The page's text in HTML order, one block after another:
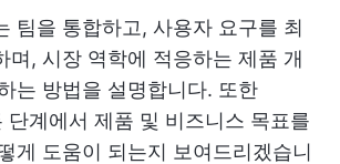
팀을 통합하고, 사용자 요구를 최
며, 시장 역학에 적응하는 제품 개
는 방법을 설명합니다. 또한
단계에서 제품 및 비즈니스 목표를
게 도움이 되는지 보여드리겠습니